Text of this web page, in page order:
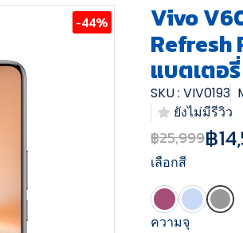
-44% Vivo
Refresh
แบตเตอ
SKU : VIV0193
ยังไม่มีรีวิว
฿25,999฿
เลือกสี
ความจุ